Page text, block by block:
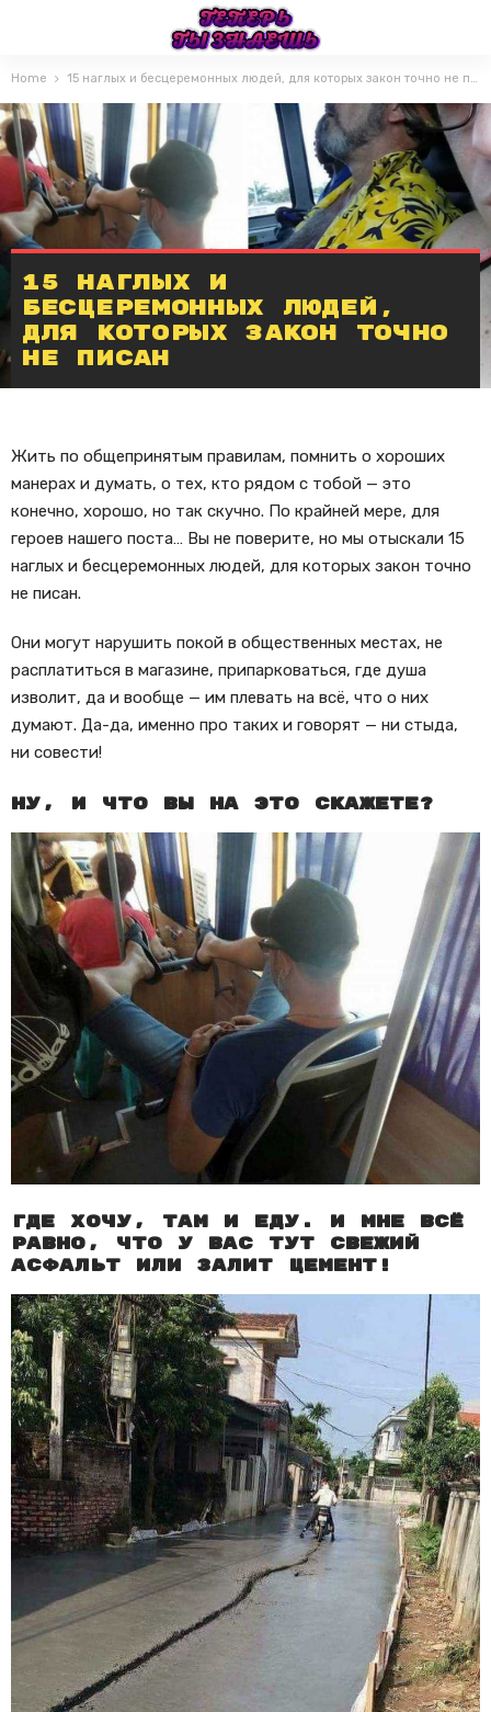
Home 15 наглых и бесцеремонных людей, для которых закон точно не писан
15 наглых и
бесцеремонных людей,
для которых закон точно
не писан
Жить по общепринятым правилам, помнить о хороших
манерах и думать, о тех, кто рядом с тобой — это
конечно, хорошо, но так скучно. По крайней мере, для
героев нашего поста… Вы не поверите, но мы отыскали 15
наглых и бесцеремонных людей, для которых закон точно
не писан.
Они могут нарушить покой в общественных местах, не
расплатиться в магазине, припарковаться, где душа
изволит, да и вообще — им плевать на всё, что о них
думают. Да-да, именно про таких и говорят — ни стыда,
ни совести!
Ну, и что вы на это скажете?
Где хочу, там и еду. И мне всё
равно, что у вас тут свежий
асфальт или залит цемент!